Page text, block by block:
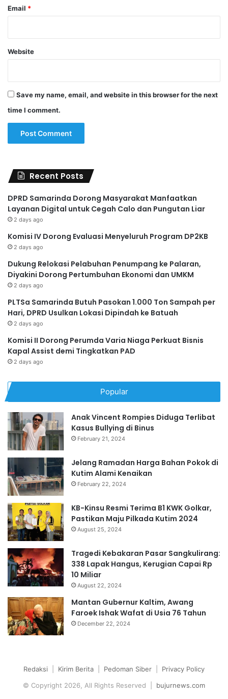
Email *
Website
Save my name, email, and website in this browser for the next
time I comment.
Recent Posts
DPRD Samarinda Dorong Masyarakat Manfaatkan
Layanan Digital untuk Cegah Calo dan Pungutan Liar
2 days ago
Komisi IV Dorong Evaluasi Menyeluruh Program DP2KB
2 days ago
Dukung Relokasi Pelabuhan Penumpang ke Palaran,
Diyakini Dorong Pertumbuhan Ekonomi dan UMKM
2 days ago
PLTSa Samarinda Butuh Pasokan 1.000 Ton Sampah per
Hari, DPRD Usulkan Lokasi Dipindah ke Batuah
2 days ago
Komisi II Dorong Perumda Varia Niaga Perkuat Bisnis
Kapal Assist demi Tingkatkan PAD
2 days ago
Popular
Anak Vincent Rompies Diduga Terlibat
Kasus Bullying di Binus
February 21, 2024
Jelang Ramadan Harga Bahan Pokok di
Kutim Alami Kenaikan
February 22, 2024
KB-Kinsu Resmi Terima B1 KWK Golkar,
Pastikan Maju Pilkada Kutim 2024
August 25, 2024
Tragedi Kebakaran Pasar Sangkulirang:
338 Lapak Hangus, Kerugian Capai Rp
10 Miliar
August 22, 2024
Mantan Gubernur Kaltim, Awang
Faroek Ishak Wafat di Usia 76 Tahun
December 22, 2024
Redaksi Kirim Berita Pedoman Siber
Privacy Policy
© Copyright 2026, All Rights Reserved | bujurnews.com